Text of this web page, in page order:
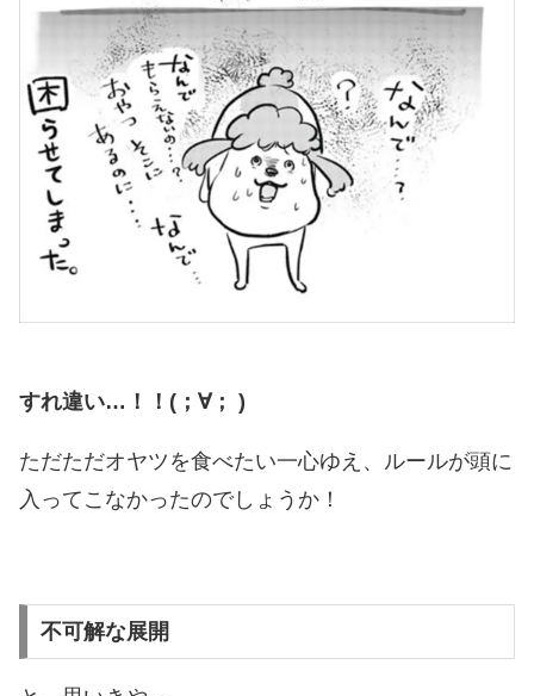
すれ違い…！！(；∀； )
ただただオヤツを食べたい一心ゆえ、ルールが頭に
入ってこなかったのでしょうか！
不可解な展開